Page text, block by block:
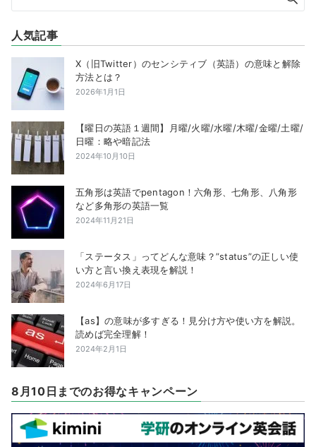
人気記事
X（旧Twitter）のセンシティブ（英語）の意味と解除
方法とは？
2026年1月1日
【曜日の英語１週間】月曜/火曜/水曜/木曜/金曜/土曜/
日曜：略や暗記法
2024年10月10日
五角形は英語でpentagon！六角形、七角形、八角形
など多角形の英語一覧
2024年11月21日
「ステータス」ってどんな意味？”status”の正しい使
い方と言い換え表現を解説！
2024年6月17日
【as】の意味が多すぎる！見分け方や使い方を解説。
読めば完全理解！
2024年2月1日
8月10日までのお得なキャンペーン